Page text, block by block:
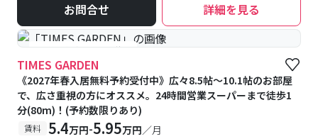
お問合せ 詳細を見る
#予約受付中 #空室待ち
TIMES GARDEN
《2027年春入居無料予約受付中》広々8.5帖～10.1帖のお部屋
で、広さ重視の方にオススメ。24時間営業スーパーまで徒歩1
分(80m)！(予約数限りあり)
賃料 5.4万円-5.95万円／月